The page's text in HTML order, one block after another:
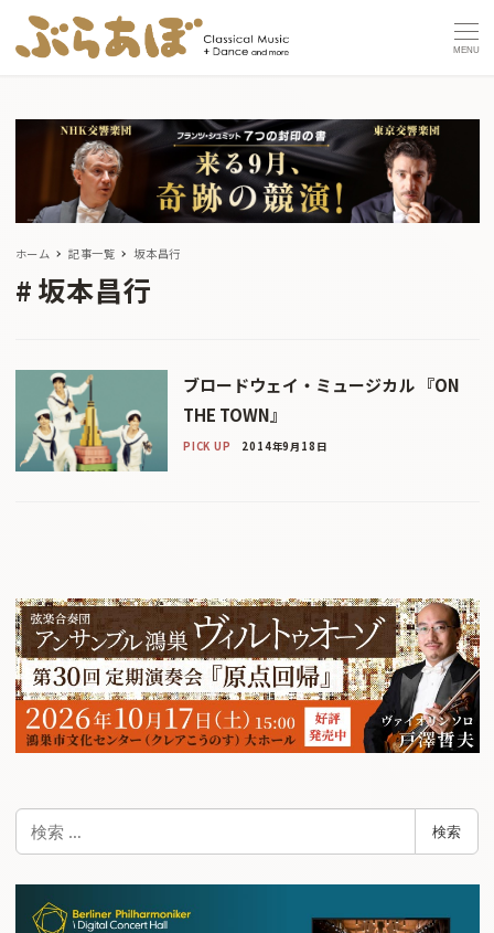
MENU
ホーム 記事一覧 坂本昌行
坂本昌行
ブロードウェイ・ミュージカル 『ON
THE TOWN』
PICK UP 2014年9月18日
検
索
検索